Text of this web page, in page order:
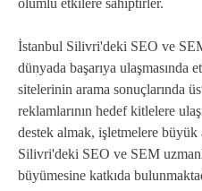
olumlu etkilere sahiptirler.
İstanbul Silivri'deki SEO ve
dünyada başarıya ulaşmasında
sitelerinin arama sonuçlarında
reklamlarının hedef kitlelere
destek almak, işletmelere büyük
Silivri'deki SEO ve SEM
büyümesine katkıda